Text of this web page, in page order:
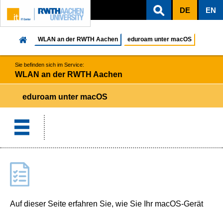
ZUM INHALTSBEREICH
ZUR HAUPTNAVIGATION
ZUR SUCHE
DE EN
WLAN an der RWTH Aachen eduroam unter macOS
Sie befinden sich im Service:
WLAN an der RWTH Aachen
eduroam unter macOS
Auf dieser Seite erfahren Sie, wie Sie Ihr macOS-Gerät